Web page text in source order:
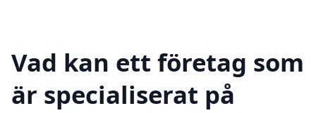
Vad kan ett företag som
är specialiserat på